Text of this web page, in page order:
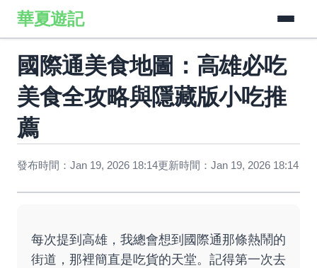
華夏遊記
國際通美食地圖：高雄必吃
美食全攻略與隱藏版小吃推
薦
發布時間：Jan 19, 2026 18:14更新時間：Jan 19, 2026 18:14
每次提到高雄，我總會想到國際通那條熱鬧的
街道，那裡簡直是吃貨的天堂。記得第一次去